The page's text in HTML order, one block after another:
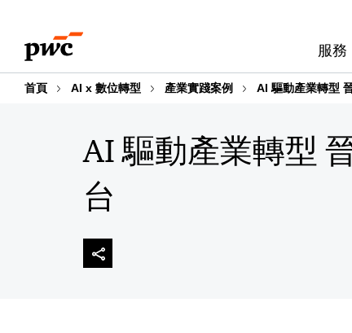
content
footer
服務
首頁 AI x 數位轉型 產業實踐案例 AI 驅動產業轉型
AI 驅動產業轉型
台